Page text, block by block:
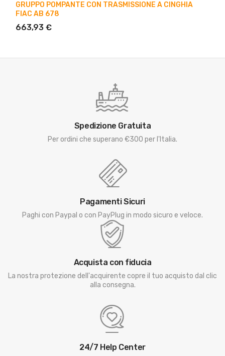
GRUPPO POMPANTE CON TRASMISSIONE A CINGHIA
FIAC AB 678
663,93 €
Spedizione Gratuita
Per ordini che superano €300 per l'Italia.
Pagamenti Sicuri
Paghi con Paypal o con PayPlug in modo sicuro e veloce.
Acquista con fiducia
La nostra protezione dell'acquirente copre il tuo acquisto dal clic
alla consegna.
24/7 Help Center